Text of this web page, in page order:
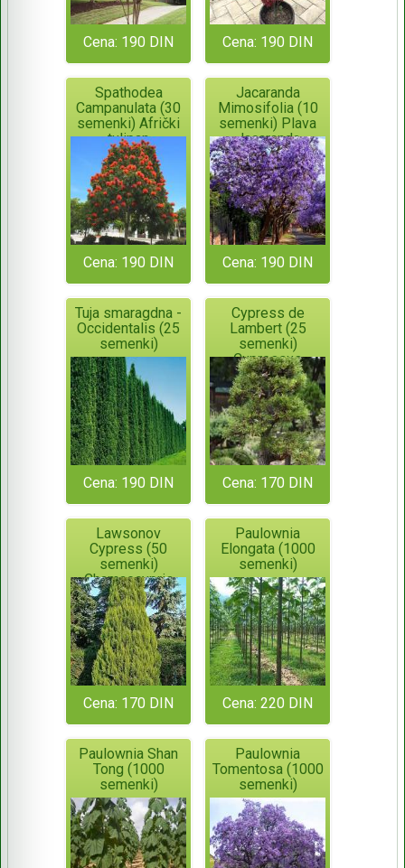
Cena: 190 DIN Cena: 190 DIN
Spathodea
Campanulata (30
semenki) Afrički
tulipan
Cena: 190 DIN
Jacaranda
Mimosifolia (10
semenki) Plava
Jacaranda
Cena: 190 DIN
Tuja smaragdna -
Occidentalis (25
semenki)
Cena: 190 DIN
Cypress de
Lambert (25
semenki)
Cupressus
Macrocarpa -
Monterey
Cypress
Cena: 170 DIN
Lawsonov
Cypress (50
semenki)
Chamaecypris
Lawsoniana
Cena: 170 DIN
Paulownia
Elongata (1000
semenki)
Cena: 220 DIN
Paulownia Shan
Tong (1000
semenki)
Paulownia
Tomentosa (1000
semenki)